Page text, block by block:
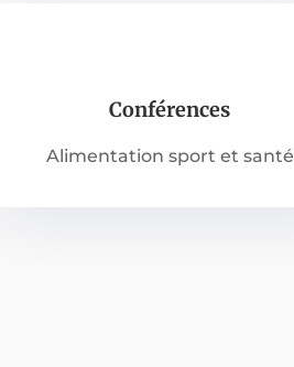
Conférences
Alimentation sport et santé